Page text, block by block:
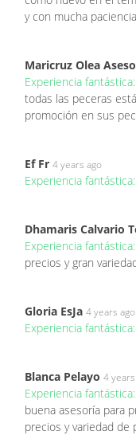
y con mucha
Maricruz Olea
Experiencia fantástica:
todas las peceras
promoción en sus
Ef Fr 4 years ago
Experiencia fantástica:
Dhamaris Calvario
Experiencia fantástica:
precios y gran
Gloria EsJa 4 years ago
Experiencia fantástica:
Blanca Pelayo 4
Experiencia fantástica:
buena asesoría para
precios y variedad de